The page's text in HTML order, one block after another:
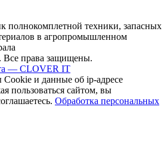
полнокомплетной техники, запасных
в агропромышленном
права защищены.
— CLOVER IT
и данные об ip-адресе
пользоваться сайтом, вы
Обработка персональных